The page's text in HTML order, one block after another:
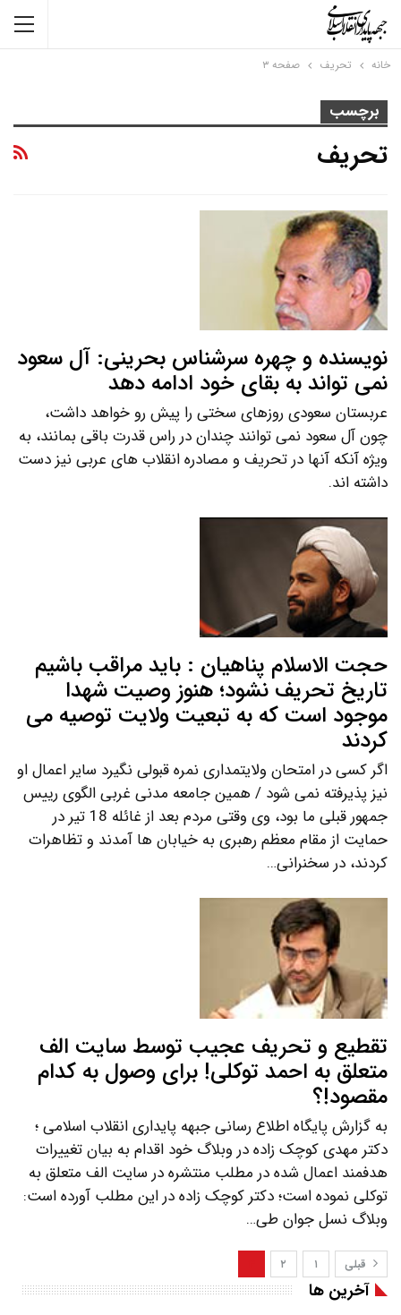
خانه تحریف صفحه ۳
برچسب
تحریف
نویسنده و چهره سرشناس بحرینی: آل سعود
نمی تواند به بقای خود ادامه دهد
عربستان سعودی روزهای سختی را پیش رو خواهد داشت،
چون آل سعود نمی توانند چندان در راس قدرت باقی بمانند، به
ویژه آنکه آنها در تحریف و مصادره انقلاب های عربی نیز دست
داشته اند.
حجت الاسلام پناهیان : باید مراقب باشیم
تاریخ تحریف نشود؛ هنوز وصیت شهدا
موجود است که به تبعیت ولایت توصیه می
کردند
اگر کسی در امتحان ولایتمداری نمره قبولی نگیرد سایر اعمال او
نیز پذیرفته نمی شود / همین جامعه مدنی غربی الگوی رییس
جمهور قبلی ما بود، وی وقتی مردم بعد از غائله 18 تیر در
حمایت از مقام معظم رهبری به خیابان ها آمدند و تظاهرات
کردند، در سخنرانی…
تقطیع و تحریف عجیب توسط سایت الف
متعلق به احمد توکلی! برای وصول به کدام
مقصود!؟
به گزارش پایگاه اطلاع رسانی جبهه پایداری انقلاب اسلامی ؛
دکتر مهدی کوچک زاده در وبلاگ خود اقدام به بیان تغییرات
هدفمند اعمال شده در مطلب منتشره در سایت الف متعلق به
توکلی نموده است؛ دکتر کوچک زاده در این مطلب آورده است:
وبلاگ نسل جوان طی…
قبلی ۱ ۲
آخرین ها